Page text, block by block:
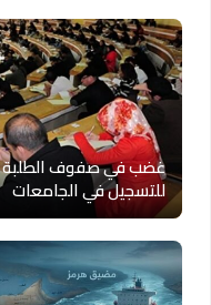
غضب في صفوف الطلبة
للتسجيل في الجامعات